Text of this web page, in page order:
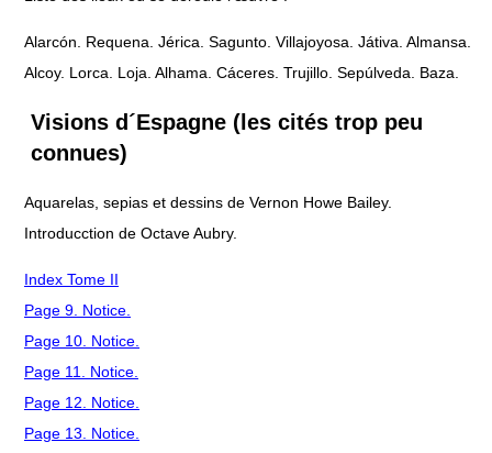
Alarcón. Requena. Jérica. Sagunto. Villajoyosa. Játiva. Almansa.
Alcoy. Lorca. Loja. Alhama. Cáceres. Trujillo. Sepúlveda. Baza.
Visions d´Espagne (les cités trop peu
connues)
Aquarelas, sepias et dessins de Vernon Howe Bailey.
Introducction de Octave Aubry.
Index Tome II
Page 9. Notice.
Page 10. Notice.
Page 11. Notice.
Page 12. Notice.
Page 13. Notice.